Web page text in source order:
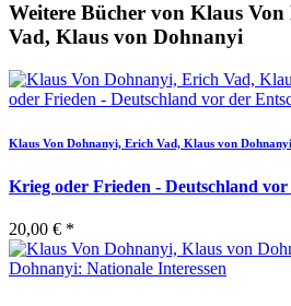
Weitere Bücher von Klaus
Vad, Klaus von Dohnanyi
Klaus Von Dohnanyi, Erich Vad, Klaus von
Krieg oder Frieden - Deutschland
20,00 € *